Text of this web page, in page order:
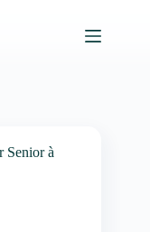
Senior à